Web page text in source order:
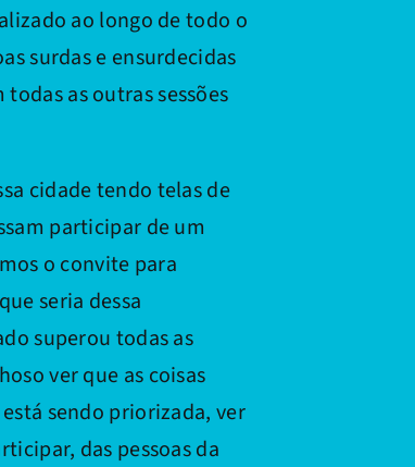
ao longo de todo o
surdas e ensurdecidas
as outras sessões
cidade tendo telas de
participar de um
o convite para
seria dessa
superou todas as
ver que as coisas
sendo priorizada, ver
das pessoas da